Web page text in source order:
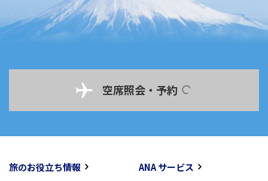
空席照会・予約
旅のお役立ち情報 ANA サービス